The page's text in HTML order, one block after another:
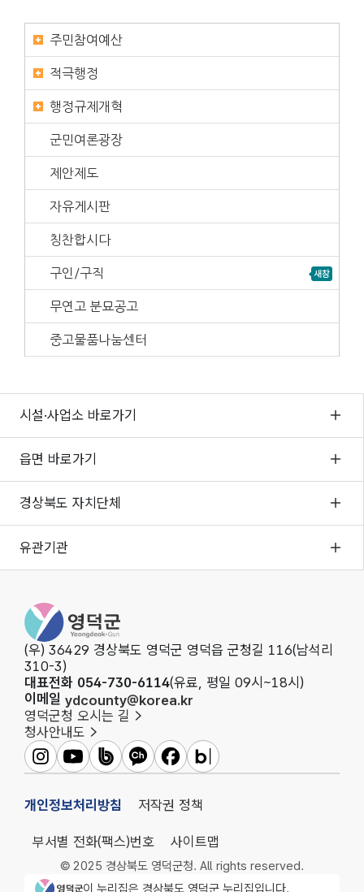
주민참여예산
적극행정
행정규제개혁
군민여론광장
제안제도
자유게시판
칭찬합시다
구인/구직
무연고 분묘공고
중고물품나눔센터
시설·사업소 바로가기
읍면 바로가기
경상북도 자치단체
유관기관
영덕군청
(우) 36429 경상북도 영덕군 영덕읍 군청길 116(남석리
310-3)
대표전화 054-730-6114(유료, 평일 09시~18시)
이메일 ydcounty@korea.kr
영덕군청 오시는 길
청사안내도
영덕군인스타그램
영덕군유튜브영덕군밴드영덕군카카오채널
영덕군페이스북
영덕군블로그
개인정보처리방침 저작권 정책
부서별 전화(팩스)번호 사이트맵
© 2025 경상북도 영덕군청. All rights reserved.
영덕군청 로고이 누리집은 경상북도 영덕군 누리집입니다.